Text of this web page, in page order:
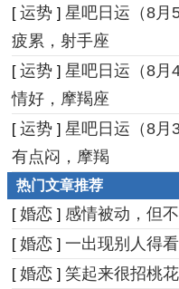
[ 运势 ] 星吧日运（8月
疲累，射手座
[ 运势 ] 星吧日运（8月
情好，摩羯座
[ 运势 ] 星吧日运（8月
有点闷，摩羯
热门文章推荐
[ 婚恋 ] 感情被动，但
[ 婚恋 ] 一出现别人得
[ 婚恋 ] 笑起来很招桃